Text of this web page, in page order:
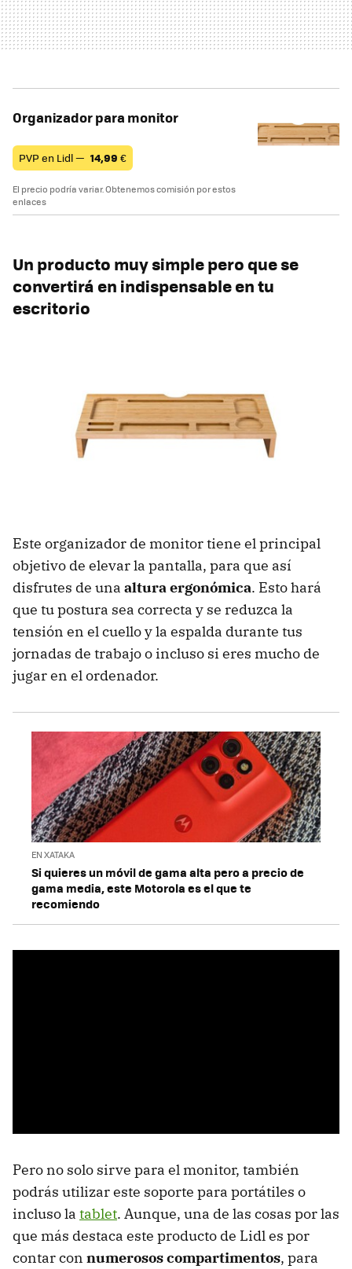
Organizador para monitor
PVP en Lidl — 14,99 €
El precio podría variar. Obtenemos comisión por estos
enlaces
Un producto muy simple pero que se
convertirá en indispensable en tu
escritorio
Este organizador de monitor tiene el principal
objetivo de elevar la pantalla, para que así
disfrutes de una altura ergonómica. Esto hará
que tu postura sea correcta y se reduzca la
tensión en el cuello y la espalda durante tus
jornadas de trabajo o incluso si eres mucho de
jugar en el ordenador.
EN XATAKA
Si quieres un móvil de gama alta pero a precio de
gama media, este Motorola es el que te
recomiendo
Pero no solo sirve para el monitor, también
podrás utilizar este soporte para portátiles o
incluso la tablet. Aunque, una de las cosas por las
que más destaca este producto de Lidl es por
contar con numerosos compartimentos, para